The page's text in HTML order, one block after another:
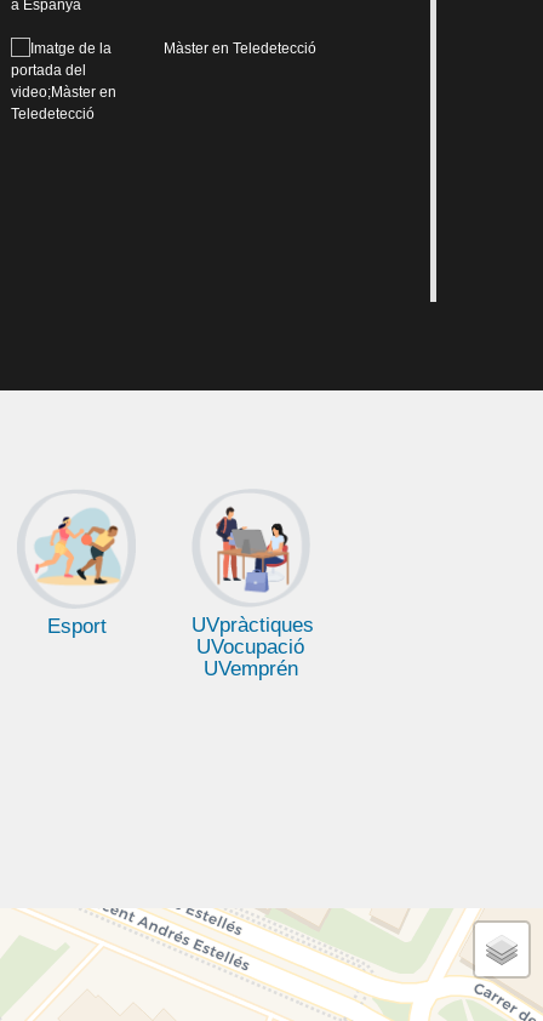
Màster en Teledetecció
Esport
UVpràctiques
UVocupació
UVemprén